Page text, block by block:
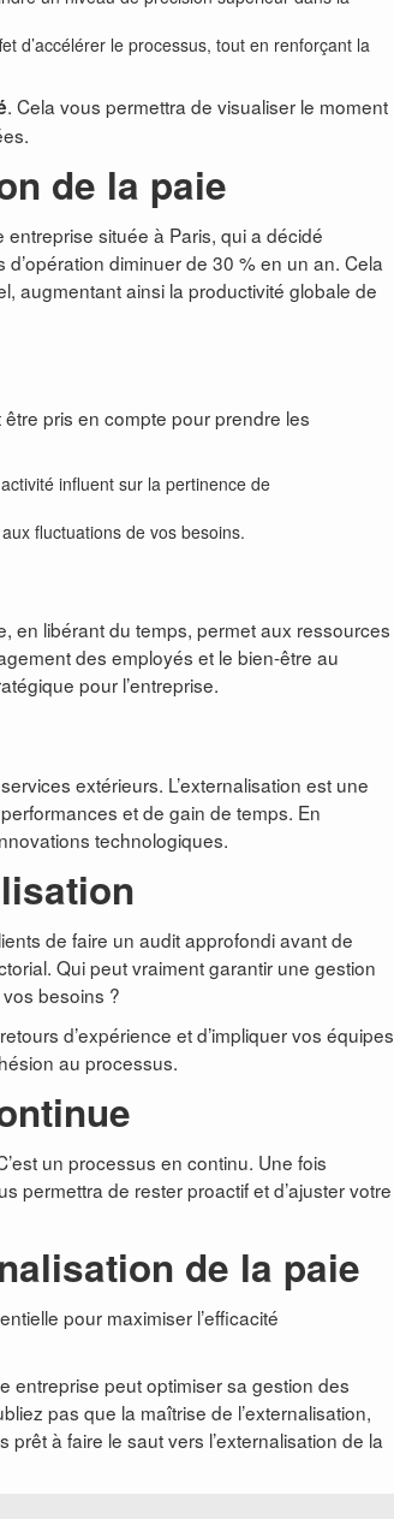
d’accélérer le processus, tout en renforçant la
. Cela vous permettra de visualiser le moment
de la paie
située à Paris, qui a décidé
diminuer de 30 % en un an. Cela
augmentant ainsi la productivité globale de
pris en compte pour prendre les
influent sur la pertinence de
fluctuations de vos besoins.
en libérant du temps, permet aux ressources
des employés et le bien-être au
pour l’entreprise.
extérieurs. L’externalisation est une
et de gain de temps. En
technologiques.
de faire un audit approfondi avant de
Qui peut vraiment garantir une gestion
besoins ?
d’expérience et d’impliquer vos équipes
au processus.
un processus en continu. Une fois
permettra de rester proactif et d’ajuster votre
de la paie
pour maximiser l’efficacité
entreprise peut optimiser sa gestion des
pas que la maîtrise de l’externalisation,
à faire le saut vers l’externalisation de la